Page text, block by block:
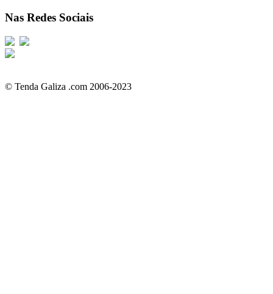
Nas Redes Sociais
© Tenda Galiza .com 2006-2023